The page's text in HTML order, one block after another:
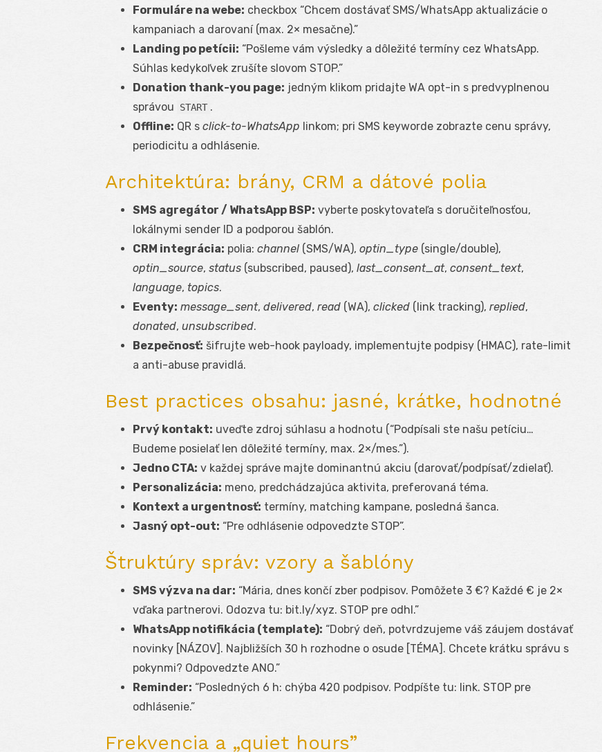
Formuláre na webe: checkbox “Chcem dostávať SMS/WhatsApp aktualizácie o
kampaniach a darovaní (max. 2× mesačne).”
Landing po petícii: “Pošleme vám výsledky a dôležité termíny cez WhatsApp.
Súhlas kedykoľvek zrušíte slovom STOP.”
Donation thank-you page: jedným klikom pridajte WA opt-in s predvyplnenou
správou
START .
Offline: QR s click-to-WhatsApp linkom; pri SMS keyworde zobrazte cenu správy,
periodicitu a odhlásenie.
Architektúra: brány, CRM a dátové polia
SMS agregátor / WhatsApp BSP: vyberte poskytovateľa s doručiteľnosťou,
lokálnymi sender ID a podporou šablón.
CRM integrácia: polia: channel (SMS/WA), optin_type (single/double),
optin_source, status (subscribed, paused), last_consent_at, consent_text,
language, topics.
Eventy: message_sent, delivered, read (WA), clicked (link tracking), replied,
donated, unsubscribed.
Bezpečnosť: šifrujte web-hook payloady, implementujte podpisy (HMAC), rate-limit
a anti-abuse pravidlá.
Best practices obsahu: jasné, krátke, hodnotné
Prvý kontakt: uveďte zdroj súhlasu a hodnotu (“Podpísali ste našu petíciu…
Budeme posielať len dôležité termíny, max. 2×/mes.”).
Jedno CTA: v každej správe majte dominantnú akciu (darovať/podpísať/zdielať).
Personalizácia: meno, predchádzajúca aktivita, preferovaná téma.
Kontext a urgentnosť: termíny, matching kampane, posledná šanca.
Jasný opt-out: “Pre odhlásenie odpovedzte STOP”.
Štruktúry správ: vzory a šablóny
SMS výzva na dar: “Mária, dnes končí zber podpisov. Pomôžete 3 €? Každé € je 2×
vďaka partnerovi. Odozva tu: bit.ly/xyz. STOP pre odhl.”
WhatsApp notifikácia (template): “Dobrý deň, potvrdzujeme váš záujem dostávať
novinky [NÁZOV]. Najbližších 30 h rozhodne o osude [TÉMA]. Chcete krátku správu s
pokynmi? Odpovedzte ANO.”
Reminder: “Posledných 6 h: chýba 420 podpisov. Podpíšte tu: link. STOP pre
odhlásenie.”
Frekvencia a „quiet hours”